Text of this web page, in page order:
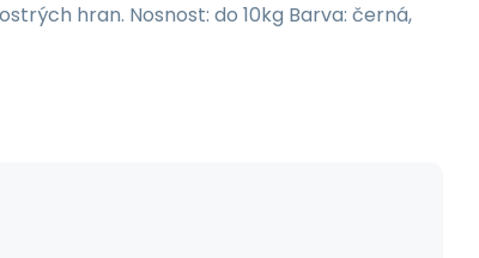
hran. Nosnost: do 10kg Barva: černá,